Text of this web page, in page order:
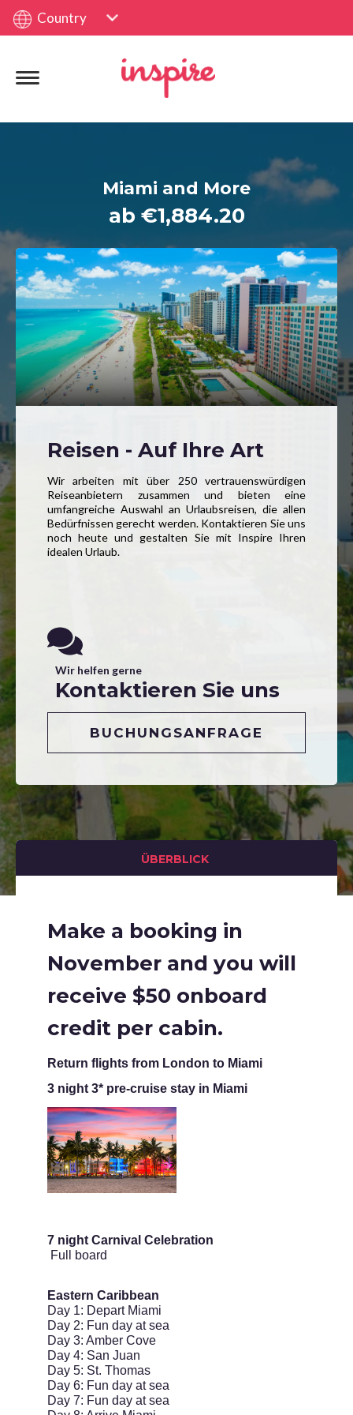
Country
Miami and More
ab €1,884.20
Reisen - Auf Ihre Art
Wir arbeiten mit über 250 vertrauenswürdigen
Reiseanbietern zusammen und bieten eine
umfangreiche Auswahl an Urlaubsreisen, die allen
Bedürfnissen gerecht werden. Kontaktieren Sie uns
noch heute und gestalten Sie mit Inspire Ihren
idealen Urlaub.
Wir helfen gerne
Kontaktieren Sie uns
BUCHUNGSANFRAGE
ÜBERBLICK
Make a booking in
November and you will
receive $50 onboard
credit per cabin.
Return flights from London to Miami
3 night 3* pre-cruise stay in Miami
7 night Carnival Celebration
Full board
Eastern Caribbean
Day 1: Depart Miami
Day 2: Fun day at sea
Day 3: Amber Cove
Day 4: San Juan
Day 5: St. Thomas
Day 6: Fun day at sea
Day 7: Fun day at sea